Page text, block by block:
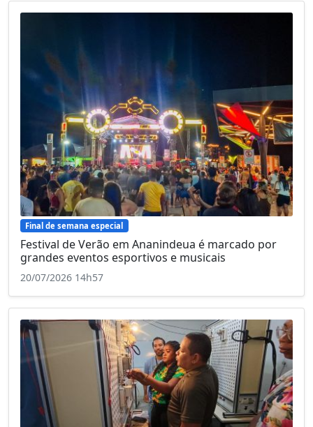
Final de semana especial
Festival de Verão em Ananindeua é marcado por
grandes eventos esportivos e musicais
20/07/2026 14h57